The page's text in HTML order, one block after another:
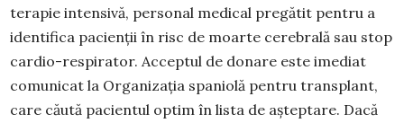
terapie intensivă, personal medical pregătit pentru a
identifica pacienții în risc de moarte cerebrală sau stop
cardio-respirator. Acceptul de donare este imediat
comunicat la Organizația spaniolă pentru transplant,
care căută pacientul optim în lista de așteptare. Dacă